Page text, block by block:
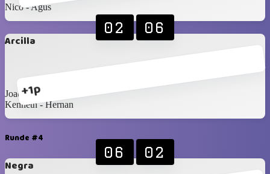
Nico - Agus
Arcilla
+1p
02 06
Joaquín - Esteban
Kenneth - Hernan
Runde #4
Negra
06 02